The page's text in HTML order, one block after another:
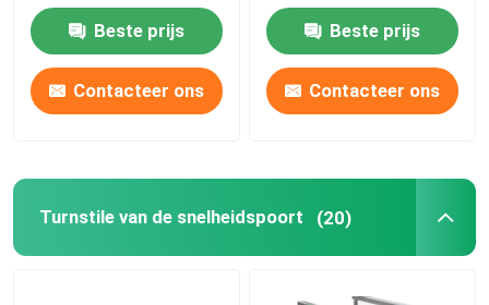
Roestvrij staalturnstile
Stationturnstile
Slimme toegangscontrolesysteem voor deuren
Beste prijs
Contacteer ons
Beste prijs
Contacteer ons
Turnstile van de snelheidspoort (20)